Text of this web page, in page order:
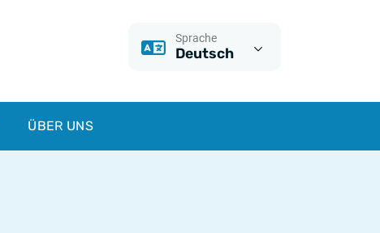
Sprache
Deutsch
ÜBER UNS